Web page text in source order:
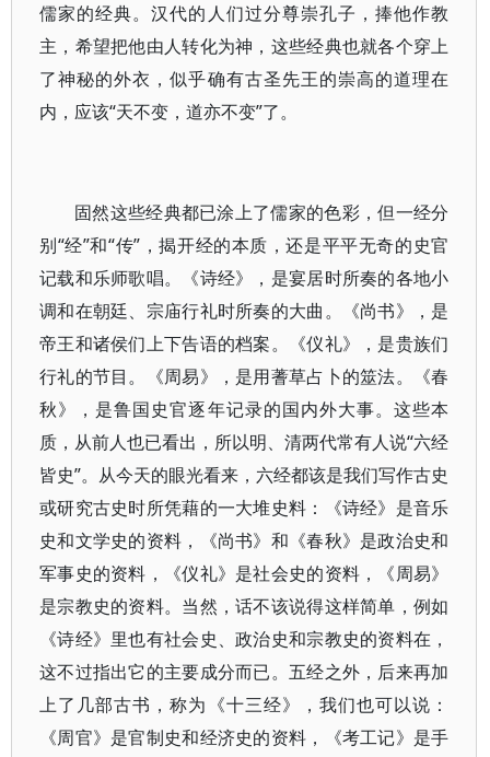
儒家的经典。汉代的人们过分尊崇孔子，捧他作教
主，希望把他由人转化为神，这些经典也就各个穿上
了神秘的外衣，似乎确有古圣先王的崇高的道理在
内，应该“天不变，道亦不变”了。
固然这些经典都已涂上了儒家的色彩，但一经分
别“经”和“传”，揭开经的本质，还是平平无奇的史官
记载和乐师歌唱。《诗经》，是宴居时所奏的各地小
调和在朝廷、宗庙行礼时所奏的大曲。《尚书》，是
帝王和诸侯们上下告语的档案。《仪礼》，是贵族们
行礼的节目。《周易》，是用蓍草占卜的筮法。《春
秋》，是鲁国史官逐年记录的国内外大事。这些本
质，从前人也已看出，所以明、清两代常有人说“六经
皆史”。从今天的眼光看来，六经都该是我们写作古史
或研究古史时所凭藉的一大堆史料：《诗经》是音乐
史和文学史的资料，《尚书》和《春秋》是政治史和
军事史的资料，《仪礼》是社会史的资料，《周易》
是宗教史的资料。当然，话不该说得这样简单，例如
《诗经》里也有社会史、政治史和宗教史的资料在，
这不过指出它的主要成分而已。五经之外，后来再加
上了几部古书，称为《十三经》，我们也可以说：
《周官》是官制史和经济史的资料，《考工记》是手